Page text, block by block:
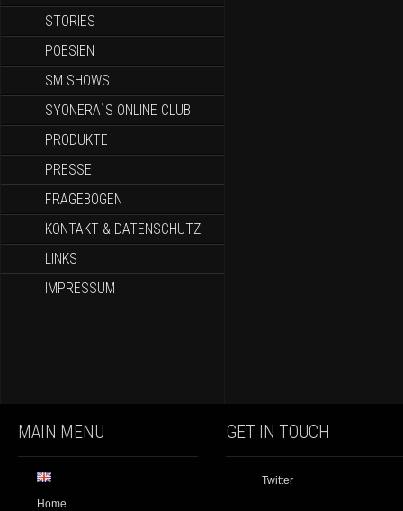
STORIES
POESIEN
SM SHOWS
SYONERA`S ONLINE CLUB
PRODUKTE
PRESSE
FRAGEBOGEN
KONTAKT & DATENSCHUTZ
LINKS
IMPRESSUM
MAIN MENU
Home
GET IN TOUCH
Twitter